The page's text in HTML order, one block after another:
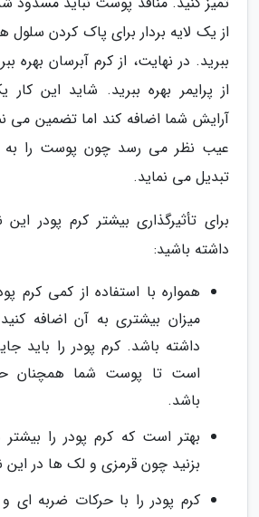
از یک لایه بردار برای پاک کردن
ببرید. در نهایت، از کرم آبرسان بهره
از پرایمر بهره ببرید. شاید این
آرایش شما اضافه کند اما تضمین می
عیب نظر می رسد چون پوست را
تبدیل می نماید.
برای تأثیرگذاری بیشتر کرم پودر
داشته باشید:
همواره با استفاده از کمی کرم
میزان بیشتری به آن اضافه
داشته باشد. کرم پودر را باید
است تا پوست شما همچنان
باشد.
بهتر است که کرم پودر را
بزنید چون قرمزی و لک ها در این
کرم پودر را با حرکات ضربه ای